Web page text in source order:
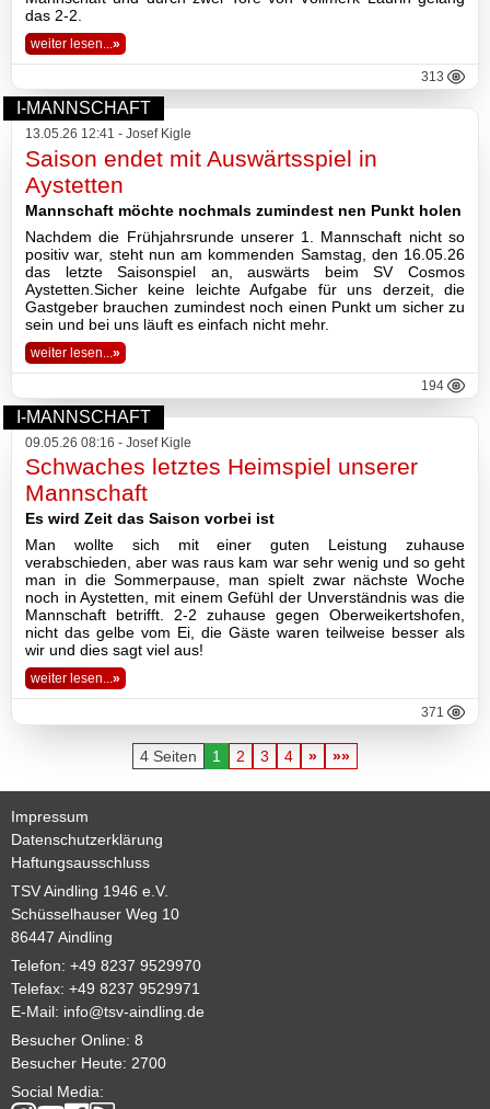
das 2-2.
weiter lesen...»
313
I-MANNSCHAFT
13.05.26 12:41 - Josef Kigle
Saison endet mit Auswärtsspiel in
Aystetten
Mannschaft möchte nochmals zumindest nen Punkt holen
Nachdem die Frühjahrsrunde unserer 1. Mannschaft nicht so
positiv war, steht nun am kommenden Samstag, den 16.05.26
das letzte Saisonspiel an, auswärts beim SV Cosmos
Aystetten.Sicher keine leichte Aufgabe für uns derzeit, die
Gastgeber brauchen zumindest noch einen Punkt um sicher zu
sein und bei uns läuft es einfach nicht mehr.
weiter lesen... »
194
I-MANNSCHAFT
09.05.26 08:16 - Josef Kigle
Schwaches letztes Heimspiel unserer
Mannschaft
Es wird Zeit das Saison vorbei ist
Man wollte sich mit einer guten Leistung zuhause
verabschieden, aber was raus kam war sehr wenig und so geht
man in die Sommerpause, man spielt zwar nächste Woche
noch in Aystetten, mit einem Gefühl der Unverständnis was die
Mannschaft betrifft. 2-2 zuhause gegen Oberweikertshofen,
nicht das gelbe vom Ei, die Gäste waren teilweise besser als
wir und dies sagt viel aus!
weiter lesen...»
371
4 Seiten 1 2 3 4 » »»
Impressum
Datenschutzerklärung
Haftungsausschluss
TSV Aindling 1946 e.V.
Schüsselhauser Weg 10
86447 Aindling
Telefon: +49 8237 9529970
Telefax: +49 8237 9529971
E-Mail: info@tsv-aindling.de
Besucher Online: 8
Besucher Heute: 2700
Social Media: